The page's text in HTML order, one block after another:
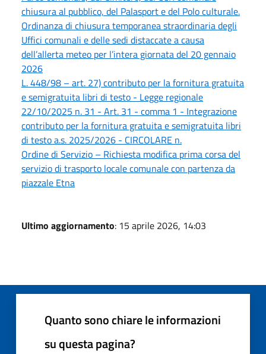
chiusura al pubblico, del Palasport e del Polo culturale.
Ordinanza di chiusura temporanea straordinaria degli
Uffici comunali e delle sedi distaccate a causa
dell’allerta meteo per l’intera giornata del 20 gennaio
2026
L. 448/98 – art. 27) contributo per la fornitura gratuita
e semigratuita libri di testo - Legge regionale
22/10/2025 n. 31 - Art. 31 - comma 1 - Integrazione
contributo per la fornitura gratuita e semigratuita libri
di testo a.s. 2025/2026 - CIRCOLARE n.
Ordine di Servizio – Richiesta modifica prima corsa del
servizio di trasporto locale comunale con partenza da
piazzale Etna
Ultimo aggiornamento: 15 aprile 2026, 14:03
Quanto sono chiare le informazioni
su questa pagina?